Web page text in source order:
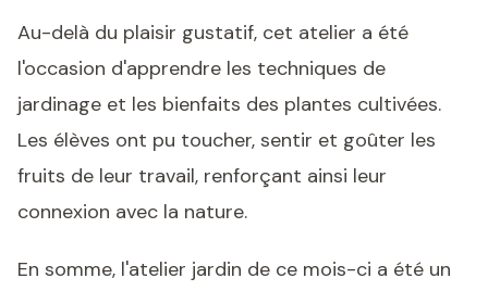
Au-delà du plaisir gustatif, cet atelier a été
l'occasion d'apprendre les techniques de
jardinage et les bienfaits des plantes cultivées.
Les élèves ont pu toucher, sentir et goûter les
fruits de leur travail, renforçant ainsi leur
connexion avec la nature.
En somme, l'atelier jardin de ce mois-ci a été un